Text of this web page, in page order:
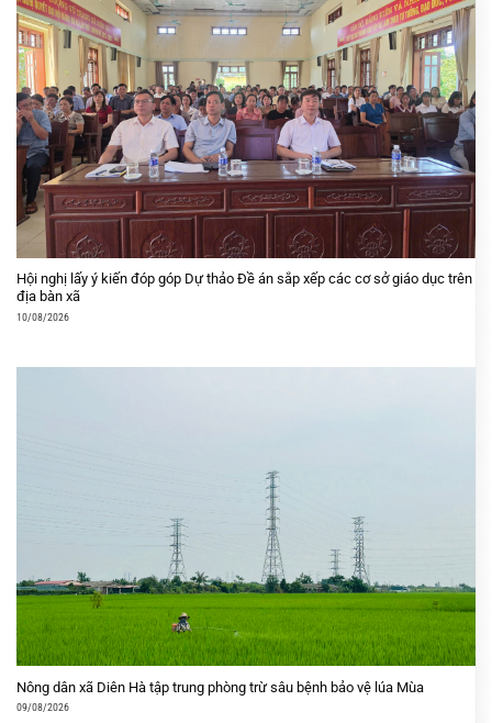
Hội nghị lấy ý kiến đóp góp Dự thảo Đề án sắp xếp các cơ sở giáo dục trên
địa bàn xã
10/08/2026
Nông dân xã Diên Hà tập trung phòng trừ sâu bệnh bảo vệ lúa Mùa
09/08/2026